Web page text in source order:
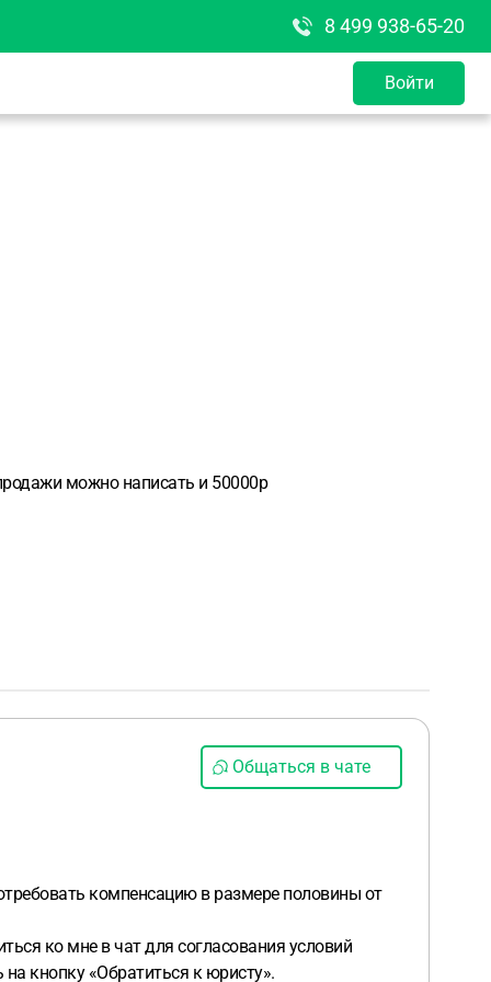
8 499 938-65-20
Войти
можно написать и 50000р
Общаться в чате
компенсацию в размере половины от
ко мне в чат для согласования условий
на кнопку «Обратиться к юристу».